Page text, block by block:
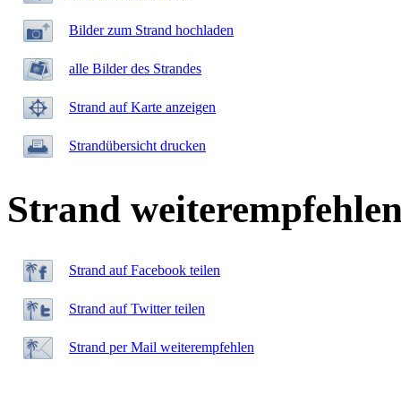
Bilder zum Strand hochladen
alle Bilder des Strandes
Strand auf Karte anzeigen
Strandübersicht drucken
Strand
Strand auf Facebook teilen
Strand auf Twitter teilen
Strand per Mail weiterempfehlen